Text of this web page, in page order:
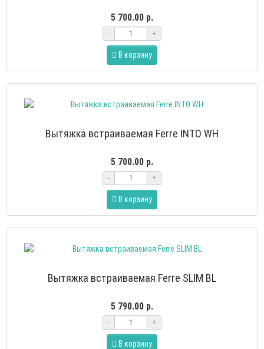
5 700.00 р.
- +
В корзину
Вытяжка встраиваемая Ferre INTO WH
5 700.00 р.
- +
В корзину
Вытяжка встраиваемая Ferre SLIM BL
5 790.00 р.
- +
В корзину